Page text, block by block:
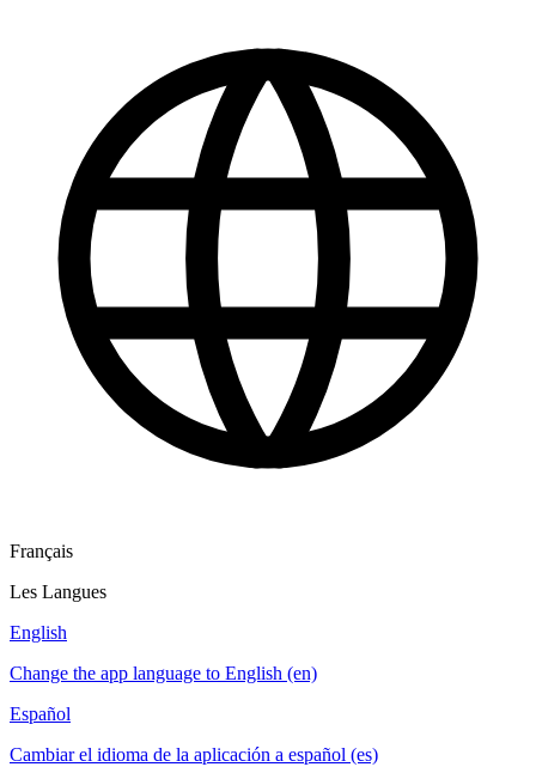
Français
Les Langues
English
Change the app language to English (en)
Español
Cambiar el idioma de la aplicación a español (es)